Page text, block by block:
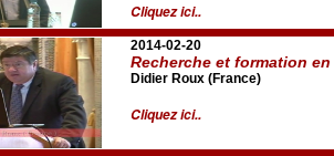
Cliquez ici..
2014-02-20
Recherche et formation
Didier Roux (France)
Cliquez ici..